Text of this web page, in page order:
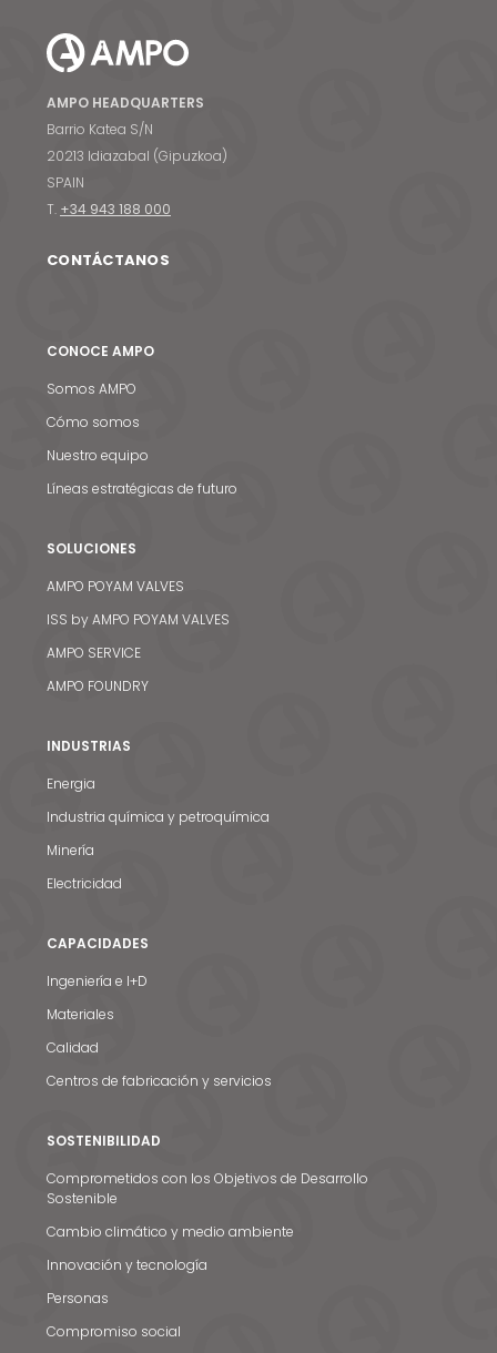
AMPO HEADQUARTERS
Barrio Katea S/N
20213 Idiazabal (Gipuzkoa)
SPAIN
T. +34 943 188 000
CONTÁCTANOS
CONOCE AMPO
Somos AMPO
Cómo somos
Nuestro equipo
Líneas estratégicas de futuro
SOLUCIONES
AMPO POYAM VALVES
ISS by AMPO POYAM VALVES
AMPO SERVICE
AMPO FOUNDRY
INDUSTRIAS
Energia
Industria química y petroquímica
Minería
Electricidad
CAPACIDADES
Ingeniería e I+D
Materiales
Calidad
Centros de fabricación y servicios
SOSTENIBILIDAD
Comprometidos con los Objetivos de Desarrollo
Sostenible
Cambio climático y medio ambiente
Innovación y tecnología
Personas
Compromiso social